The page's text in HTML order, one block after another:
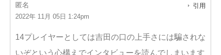
匿名
2022年 11月 05日 1:24pm
引用
14プレイヤーとしては吉田の口の上手さには騙されな
いぞという心構えでインタビューを読んでしまいます